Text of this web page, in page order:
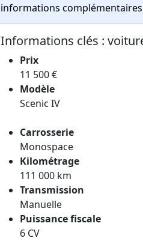
informations complémentaires
Informations clés :
Prix
11 500 €
Modèle
Scenic IV
Carrosserie
Monospace
Kilométrage
111 000 km
Transmission
Manuelle
Puissance fiscale
6 CV